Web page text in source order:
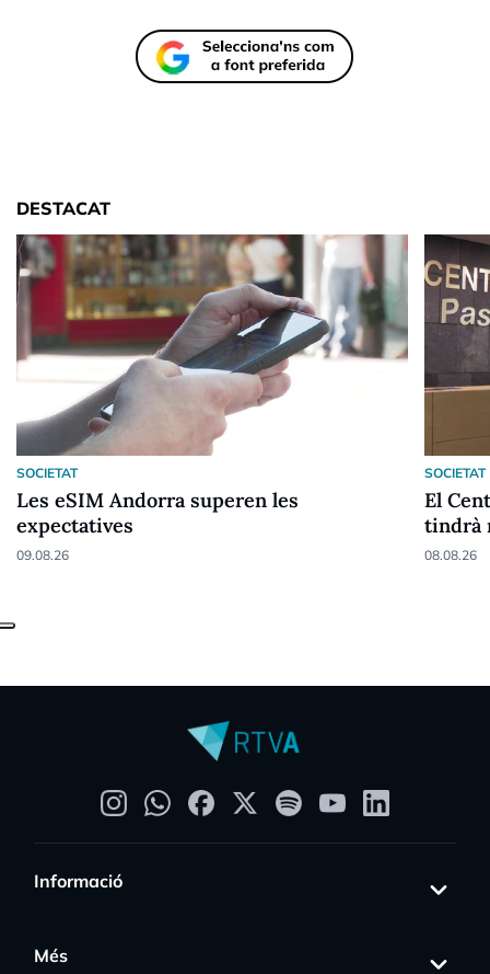
DESTACAT
SOCIETAT
Les eSIM Andorra superen les
expectatives
09.08.26
SOCIETAT
El
tindrà
08.08.26
Informació
Més